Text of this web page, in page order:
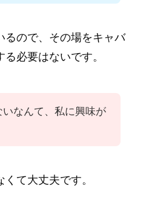
るので、その場をキャバ
必要はないです。
いなんて、私に興味が
て大丈夫です。